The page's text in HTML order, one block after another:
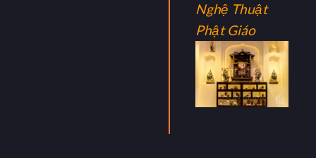
Nghệ Thuật
Phật Giáo